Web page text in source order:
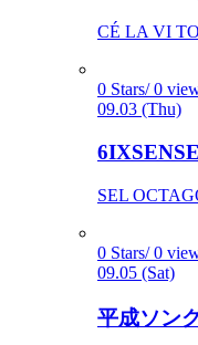
CÉ LA VI
0 Stars/ 0
09.03 (Thu)
SEL
0 Stars/ 0
09.05 (Sat)
平成ソン